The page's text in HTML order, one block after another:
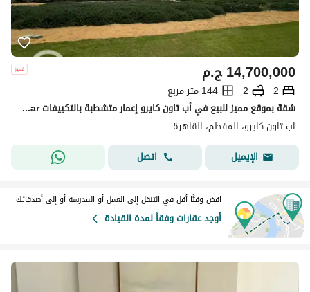
ج.م14,700,000
2
2
144 متر مربع
شقة بموقع مميز للبيع في أب تاون كايرو إعمار متشطبة بالتكييفات Uptown Cairo Emaar
اب تاون كايرو، المقطم، القاهرة
الإيميل
اتصل
اقض وقتًا أقل في التنقل إلى العمل أو المدرسة أو إلى أصدقائك
أوجد عقارات وفقاً لمدة القيادة